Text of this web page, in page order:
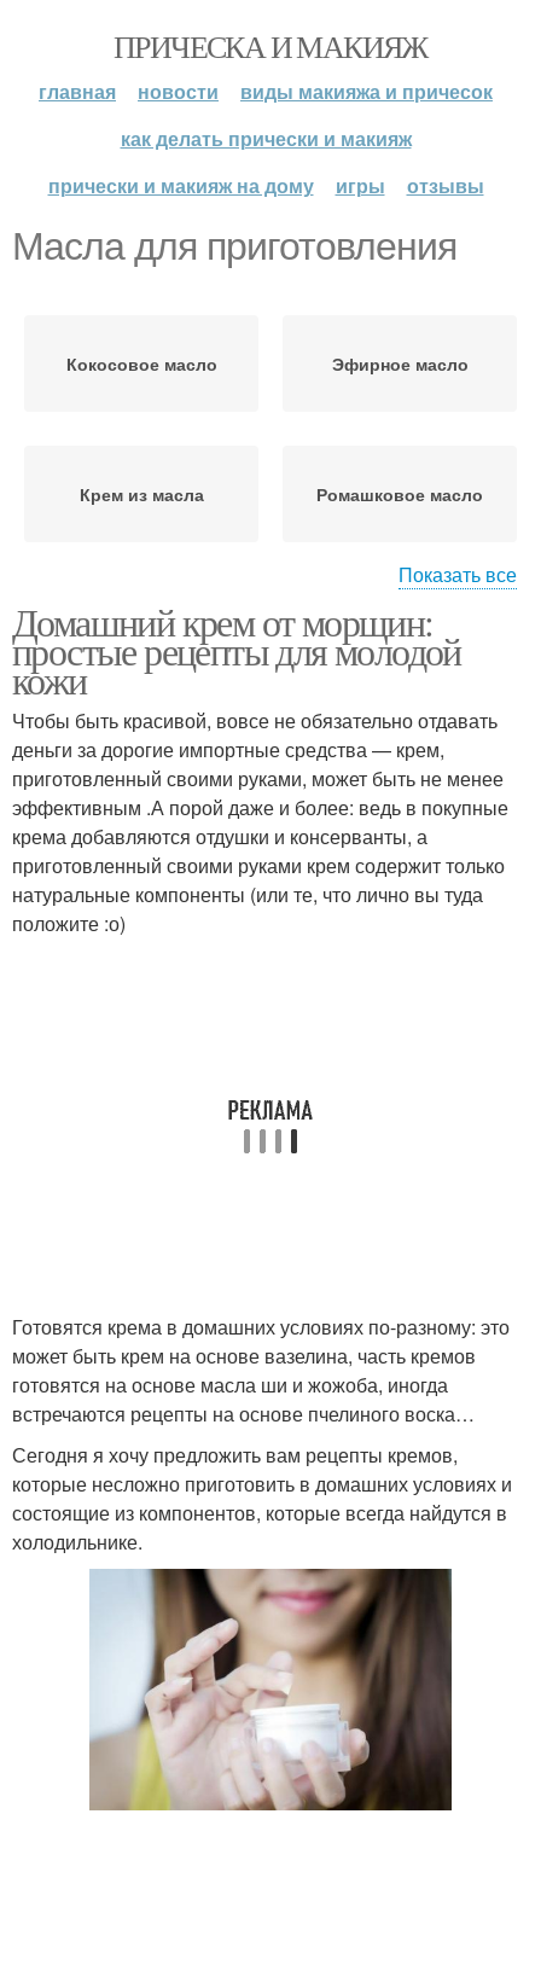
ПРИЧЕСКА И МАКИЯЖ
главная новости
виды макияжа и причесок
как делать прически и макияж
прически и макияж на дому
игры отзывы
Масла для приготовления
Кокосовое масло Эфирное масло
Крем из масла Ромашковое масло
Стерильность при
приготовлении
Эфирные масла
Показать все
Домашний крем от морщин:
простые рецепты для молодой
кожи
Чтобы быть красивой, вовсе не обязательно отдавать
деньги за дорогие импортные средства — крем,
приготовленный своими руками, может быть не менее
эффективным .А порой даже и более: ведь в покупные
крема добавляются отдушки и консерванты, а
приготовленный своими руками крем содержит только
натуральные компоненты (или те, что лично вы туда
положите :о)
Готовятся крема в домашних условиях по-разному: это
может быть крем на основе вазелина, часть кремов
готовятся на основе масла ши и жожоба, иногда
встречаются рецепты на основе пчелиного воска…
Сегодня я хочу предложить вам рецепты кремов,
которые несложно приготовить в домашних условиях и
состоящие из компонентов, которые всегда найдутся в
холодильнике.